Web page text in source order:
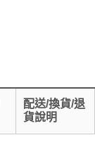
配送/換貨/退
貨說明